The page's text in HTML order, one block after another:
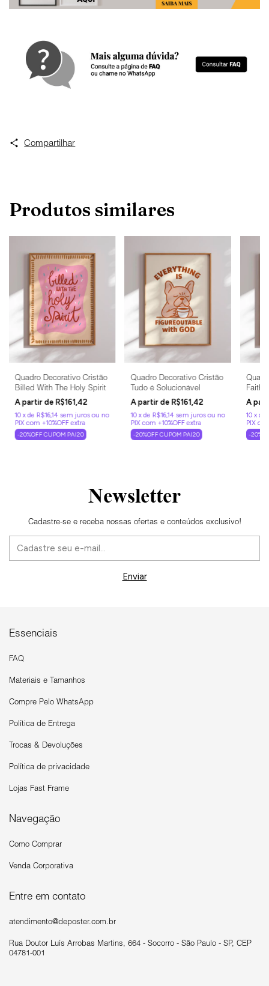
Compartilhar
Produtos similares
Quadro Decorativo Cristão
Billed With The Holy Spirit
R$161,42
10 xde R$16,14 sem juros
-20%OFF CUPOM PAI20
Quadro Decorativo Cristão
Tudo é Solucionável
R$161,42
10 xde R$16,14 sem juros
-20%OFF CUPOM PAI20
Faith
10 x de
-
Newsletter
Cadastre-se e receba nossas ofertas e conteúdos exclusivo!
Essenciais
FAQ
Materiais e Tamanhos
Compre Pelo WhatsApp
Política de Entrega
Trocas & Devoluções
Política de privacidade
Lojas Fast Frame
Navegação
Como Comprar
Venda Corporativa
Entre em contato
atendimento@deposter.com.br
Rua Doutor Luís Arrobas Martins, 664 - Socorro - São Paulo - SP, CEP
04781-001